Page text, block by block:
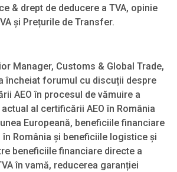
& drept de deducere a TVA, opinie
și Prețurile de Transfer.
Manager, Customs & Global Trade,
încheiat forumul cu discuții despre
AEO în procesul de vămuire a
al certificării AEO în România
Europeană, beneficiile financiare
în România și beneficiile logistice și
beneficiile financiare directe a
în vamă, reducerea garanției